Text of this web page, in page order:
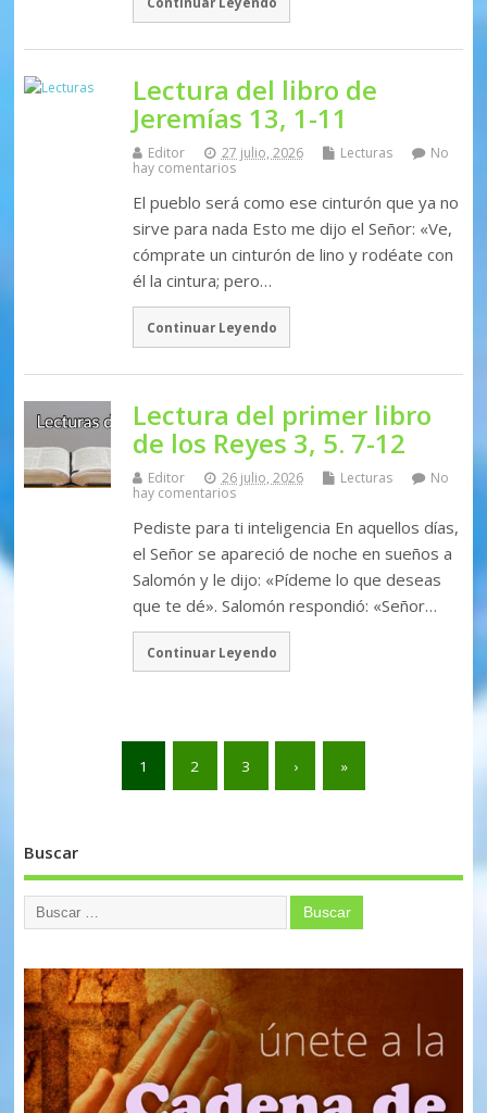
Lectura del libro de
Jeremías 13, 1-11
Editor 27 julio, 2026 Lecturas
No
hay comentarios
El pueblo será como ese cinturón que ya no
sirve para nada Esto me dijo el Señor: «Ve,
cómprate un cinturón de lino y rodéate con
él la cintura; pero…
Continuar Leyendo
Lectura del primer libro
de los Reyes 3, 5. 7-12
Editor 26 julio, 2026 Lecturas
No
hay comentarios
Pediste para ti inteligencia En aquellos días,
el Señor se apareció de noche en sueños a
Salomón y le dijo: «Pídeme lo que deseas
que te dé». Salomón respondió: «Señor…
Continuar Leyendo
1 2 3 › »
Buscar